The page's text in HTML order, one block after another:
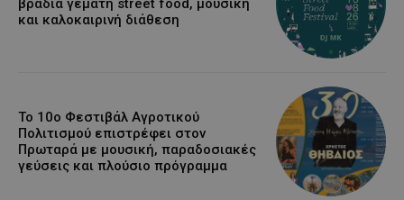
και καλοκαιρινή διάθεση
Το 10ο Φεστιβάλ Αγροτικού
Πολιτισμού επιστρέφει στον
Πρωταρά με μουσική, παραδοσιακές
γεύσεις και πλούσιο πρόγραμμα